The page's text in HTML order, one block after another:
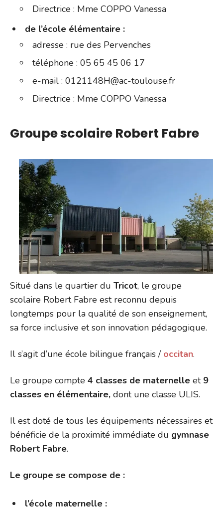
Directrice : Mme COPPO Vanessa
de l’école élémentaire :
adresse : rue des Pervenches
téléphone : 05 65 45 06 17
e-mail : 0121148H@ac-toulouse.fr
Directrice : Mme COPPO Vanessa
Groupe scolaire Robert Fabre
Situé dans le quartier du Tricot, le groupe
scolaire Robert Fabre est reconnu depuis
longtemps pour la qualité de son enseignement,
sa force inclusive et son innovation pédagogique.
Il s’agit d’une école bilingue français / occitan.
Le groupe compte 4 classes de maternelle et 9
classes en élémentaire, dont une classe ULIS.
Il est doté de tous les équipements nécessaires et
bénéficie de la proximité immédiate du gymnase
Robert Fabre.
Le groupe se compose de :
l’école maternelle :